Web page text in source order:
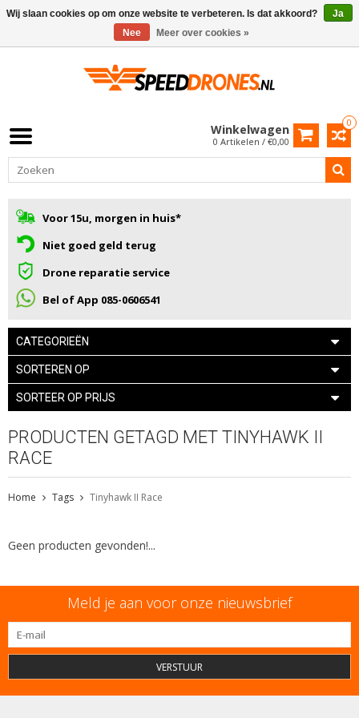
0
Winkelwagen
0 Artikelen / €0,00
Voor 15u, morgen in huis*
Niet goed geld terug
Drone reparatie service
Bel of App 085-0606541
CATEGORIEËN
SORTEREN OP
SORTEER OP PRIJS
PRODUCTEN GETAGD MET TINYHAWK II
RACE
Home Tags Tinyhawk II Race
Geen producten gevonden!...
Meld je aan voor onze nieuwsbrief
VERSTUUR
Wij slaan cookies op om onze website te verbeteren. Is dat akkoord?
Ja
Nee
Meer over cookies »